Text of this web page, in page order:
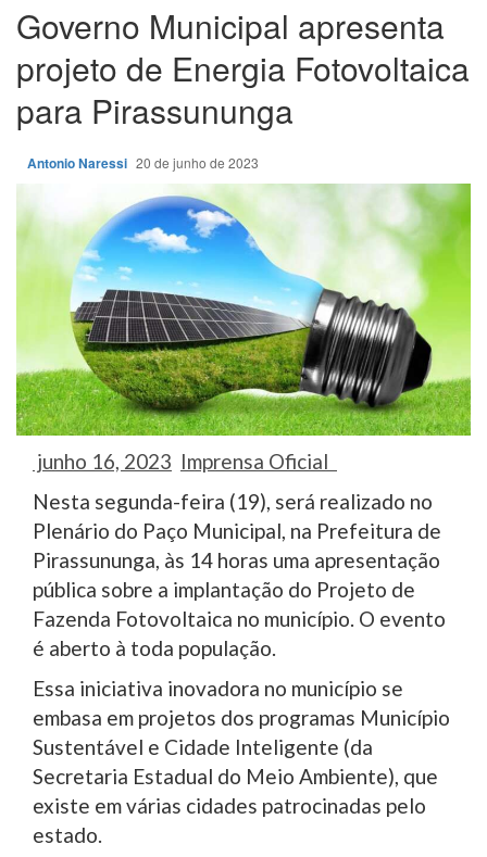
Governo Municipal apresenta
projeto de Energia Fotovoltaica
para Pirassununga
Antonio Naressi 20 de junho de 2023
junho 16, 2023 Imprensa Oficial
Nesta segunda-feira (19), será realizado no
Plenário do Paço Municipal, na Prefeitura de
Pirassununga, às 14 horas uma apresentação
pública sobre a implantação do Projeto de
Fazenda Fotovoltaica no município. O evento
é aberto à toda população.
Essa iniciativa inovadora no município se
embasa em projetos dos programas Município
Sustentável e Cidade Inteligente (da
Secretaria Estadual do Meio Ambiente), que
existe em várias cidades patrocinadas pelo
estado.